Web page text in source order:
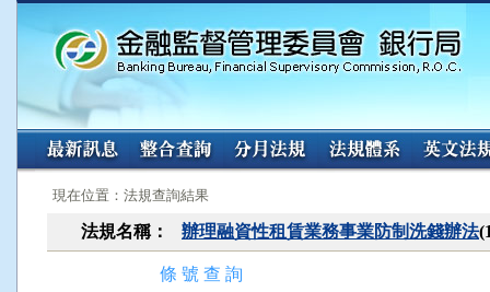
:::
現在位置：法規查詢結果
法規名稱： 辦理融資性租賃業務事業防制洗錢辦法
條 號 查 詢